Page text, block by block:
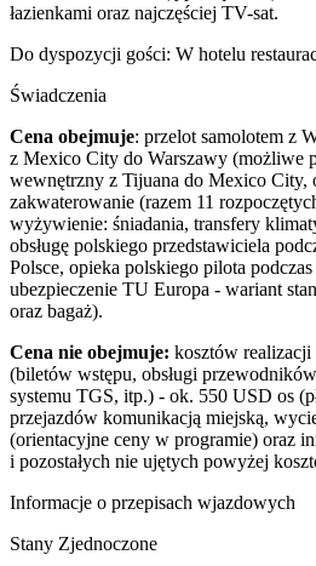
łazienkami oraz najczęściej TV-sat.
Do dyspozycji gości: W hotelu
Świadczenia
Cena obejmuje: przelot samolotem z
z Mexico City do Warszawy (możliwe
wewnętrzny z Tijuana do Mexico City,
zakwaterowanie (razem 11
wyżywienie: śniadania, transfery
obsługę polskiego przedstawiciela
Polsce, opieka polskiego pilota
ubezpieczenie TU Europa - wariant
oraz bagaż).
Cena nie obejmuje: kosztów realizacji
(biletów wstępu, obsługi
systemu TGS, itp.) - ok. 550 USD os
przejazdów komunikacją miejską,
(orientacyjne ceny w programie) oraz
i pozostałych nie ujętych powyżej
Informacje o przepisach wjazdowych
Stany Zjednoczone